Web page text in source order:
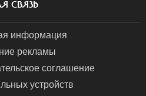
СВЯЗЬ
информация
рекламы
соглашение
устройств